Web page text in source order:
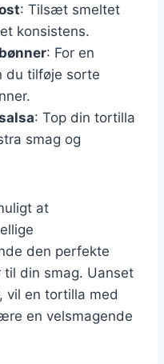
: Tilsæt smeltet
konsistens.
: For en
du tilføje sorte
: Top din tortilla
smag og
at
den perfekte
din smag. Uanset
vil en tortilla med
en velsmagende